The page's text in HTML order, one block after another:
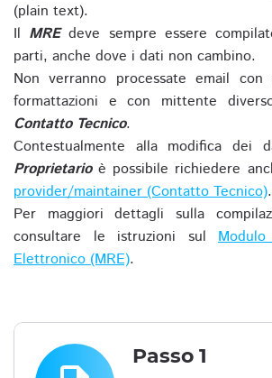
(plain text).
Il MREdeve sempre essere
parti, anche dove i dati non cambino.
Non verranno processate email
formattazioni e con mittente
Contatto Tecnico.
Contestualmente alla modifica dei
Proprietarioè possibile richiedere
provider/maintainer (Contatto Tecnico).
Per maggiori dettagli sulla
consultare le istruzioni sul
Elettronico (MRE).
Passo 1